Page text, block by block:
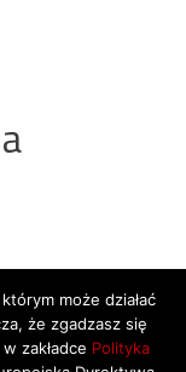
może działać
że zgadzasz się
zakładce Polityka